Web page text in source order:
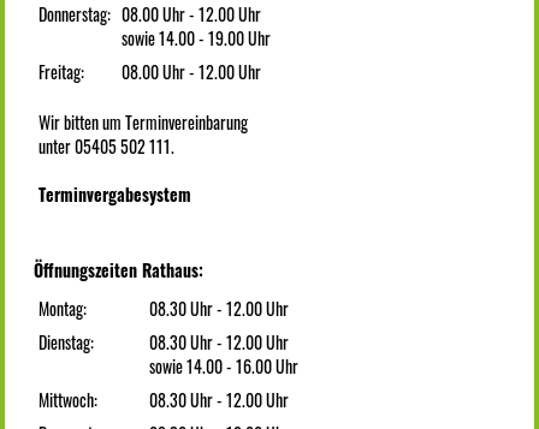
Donnerstag: 08.00 Uhr - 12.00 Uhr
sowie 14.00 - 19.00 Uhr
Freitag:
08.00 Uhr - 12.00 Uhr
Wir bitten um Terminvereinbarung
unter 05405 502 111.
Terminvergabesystem
Öffnungszeiten Rathaus:
Montag:
08.30 Uhr - 12.00 Uhr
Dienstag:
08.30 Uhr - 12.00 Uhr
sowie 14.00 - 16.00 Uhr
Mittwoch:
08.30 Uhr - 12.00 Uhr